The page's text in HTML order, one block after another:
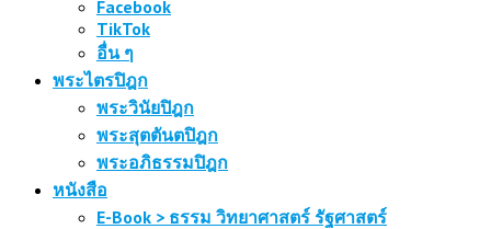
Facebook
TikTok
อื่น ๆ
พระไตรปิฎก
พระวินัยปิฎก
พระสุตตันตปิฎก
พระอภิธรรมปิฎก
หนังสือ
E-Book > ธรรม วิทยาศาสตร์ รัฐศาสตร์